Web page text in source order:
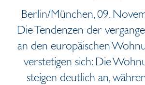
Berlin/München, 09.
Die Tendenzen der
an den europäischen
verstetigen sich: Die
steigen deutlich an,